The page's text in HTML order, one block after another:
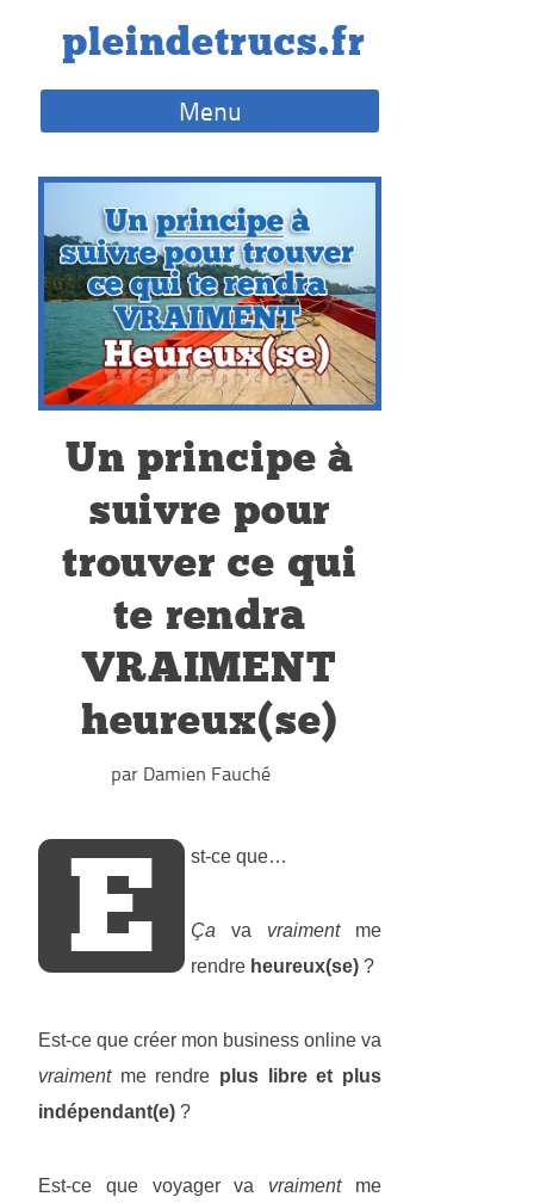
pleindetrucs.fr
Menu
Un principe à
suivre pour
trouver ce qui
te rendra
VRAIMENT
heureux(se)
par Damien Fauché
E st-ce que…
Ça va vraimentme
rendre heureux(se) ?
Est-ce que créer mon business online va
vraimentme rendre plus libre et plus
indépendant(e) ?
Est-ce que voyager va vraimentme